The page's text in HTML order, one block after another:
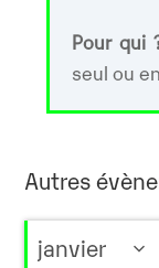
Pour qui
seul ou
Autres